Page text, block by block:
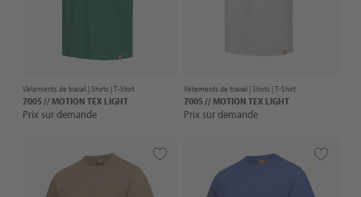
Vêtements de travail |Shirts | T-Shirt
7005 // MOTION TEX LIGHT
Prix sur demande
Vêtements de travail |Shirts | T-Shirt
7005 // MOTION TEX LIGHT
Prix sur demande